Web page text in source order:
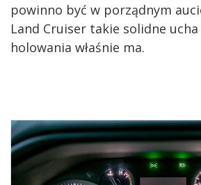
powinno być w porządnym
Land Cruiser takie solidne
holowania właśnie ma.